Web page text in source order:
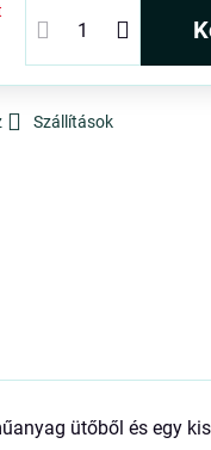
Szállítások
ütőből és egy